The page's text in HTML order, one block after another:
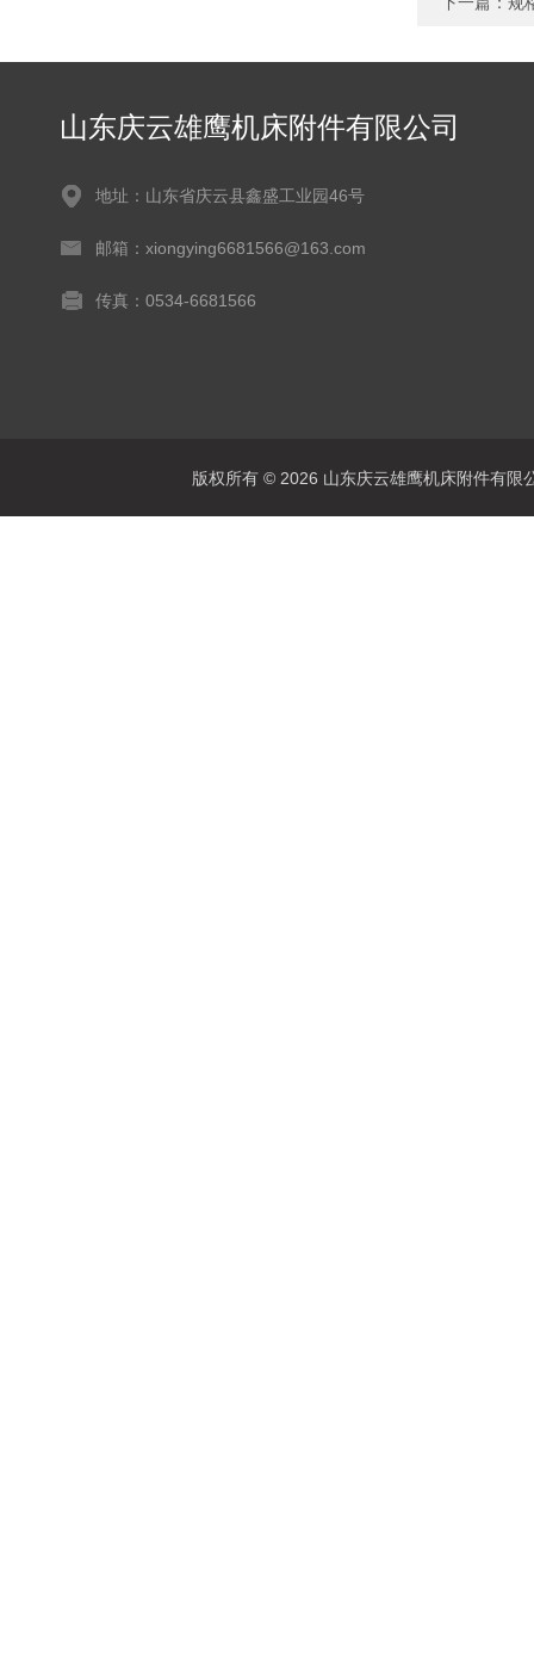
山东庆云雄鹰机床附件有限公司
地址：山东省庆云县鑫盛工业园46号
邮箱：xiongying6681566@163.com
传真：0534-6681566
版权所有 © 2026 山东庆云雄鹰机床附件有